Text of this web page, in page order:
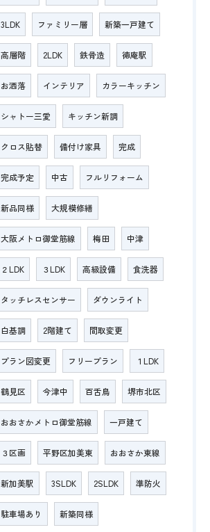
3LDK ファミリー層 新築一戸建て
高層階 2LDK 鉄骨造 徳庵駅
お洒落 インテリア カラーキッチン
シャトー三愛 キッチン新調
クロス貼替 備付け家具 完成
完成予定 中古 フルリフォーム
新品同様 大規模修繕
大阪メトロ御堂筋線 梅田 中津
２LDK ３LDK 高級設備 食洗器
タッチレスセンサー ダウンライト
白基調 2階建て 間取変更
プラン図変更 フリープラン １LDK
鶴見区 今津中 百舌鳥 堺市北区
おおさかメトロ御堂筋線 一戸建て
３区画 平野区加美東 おおさか東線
新加美駅 3SLDK 2SLDK 準防火
駐車場あり 新築同様